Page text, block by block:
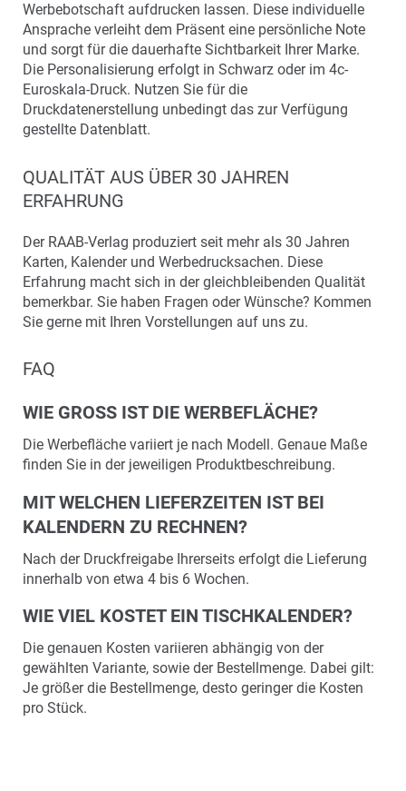
Werbebotschaft aufdrucken lassen. Diese individuelle
Ansprache verleiht dem Präsent eine persönliche Note
und sorgt für die dauerhafte Sichtbarkeit Ihrer Marke.
Die Personalisierung erfolgt in Schwarz oder im 4c-
Euroskala-Druck. Nutzen Sie für die
Druckdatenerstellung unbedingt das zur Verfügung
gestellte Datenblatt.
QUALITÄT AUS ÜBER 30 JAHREN
ERFAHRUNG
Der RAAB-Verlag produziert seit mehr als 30 Jahren
Karten, Kalender und Werbedrucksachen. Diese
Erfahrung macht sich in der gleichbleibenden Qualität
bemerkbar. Sie haben Fragen oder Wünsche? Kommen
Sie gerne mit Ihren Vorstellungen auf uns zu.
FAQ
WIE GROSS IST DIE WERBEFLÄCHE?
Die Werbefläche variiert je nach Modell. Genaue Maße
finden Sie in der jeweiligen Produktbeschreibung.
MIT WELCHEN LIEFERZEITEN IST BEI
KALENDERN ZU RECHNEN?
Nach der Druckfreigabe Ihrerseits erfolgt die Lieferung
innerhalb von etwa 4 bis 6 Wochen.
WIE VIEL KOSTET EIN TISCHKALENDER?
Die genauen Kosten variieren abhängig von der
gewählten Variante, sowie der Bestellmenge. Dabei gilt:
Je größer die Bestellmenge, desto geringer die Kosten
pro Stück.